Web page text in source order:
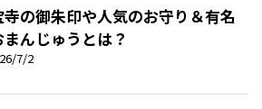
寺の御朱印や人気のお守り＆有名
まんじゅうとは？
7/2